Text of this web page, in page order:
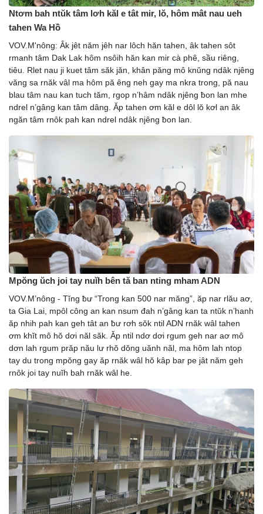
Ntơm bah ntŭk tâm lơh kăl e tât mir, lŏ, hôm mât nau ueh
tahen Wa Hồ
VOV.M'nông: Âk jêt năm jêh nar lôch hăn tahen, âk tahen sôt
rmanh tâm Dak Lak hôm nsôih hăn kan mir cà phê, sầu riêng,
tiêu. Rlet nau ji kuet tâm săk jăn, khân păng mô knŭng ndâk njêng
văng sa rnăk vâl ma hôm pă êng neh gay ma nkra trong, pă nau
blau tâm nau kan tuch tăm, rgop n’hâm ndâk njêng ƀon lan mhe
ndrel n’gâng kan tâm dâng. Ăp tahen ơm kăl e dôl lŏ kơl an âk
ngăn tâm rnôk pah kan ndrel ndâk njêng ƀon lan.
Mpŏng ŭch joi tay nuĭh bên tă ban nting mham ADN
VOV.M’nông - Tĭng ƀư “Trong kan 500 nar măng”, ăp nar rlău aơ,
ta Gia Lai, mpôl công an kan nsum đah n’gâng kan ta ntŭk n’hanh
ăp nhih pah kan geh tât an ƀư rơh sŏk ntil ADN rnăk wâl tahen
ơm khĭt mô hŏ dơi năl săk. Ăp ntil ndơ dơi rgum geh nar aơ mô
dơn lah rgum prăp nău lư rhŏ dŏng uănh năl, ma hôm lah ntop
tay du trong mpŏng gay ăp rnăk wâl hŏ kâp bar pe jât năm geh
rnôk joi tay nuĭh bah rnăk wâl he.